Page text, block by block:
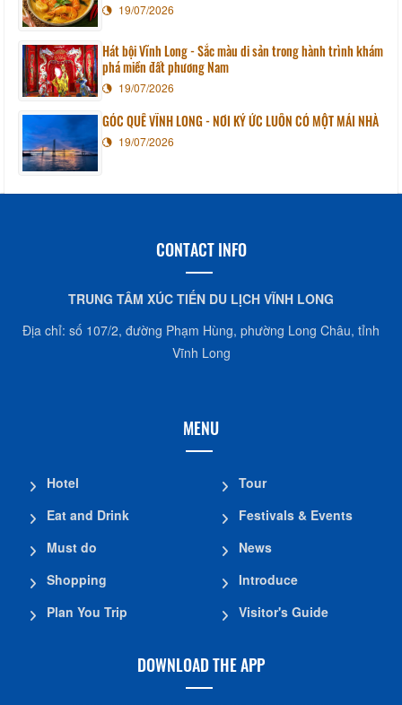
19/07/2026
Hát bội Vĩnh Long - Sắc màu di sản trong hành trình khám
phá miền đất phương Nam
19/07/2026
GÓC QUÊ VĨNH LONG - NƠI KÝ ỨC LUÔN CÓ MỘT MÁI NHÀ
19/07/2026
CONTACT INFO
TRUNG TÂM XÚC TIẾN DU LỊCH VĨNH LONG
Địa chỉ: số 107/2, đường Phạm Hùng, phường Long Châu, tỉnh
Vĩnh Long
MENU
Hotel
Eat and Drink
Must do
Shopping
Plan You Trip
Tour
Festivals & Events
News
Introduce
Visitor's Guide
DOWNLOAD THE APP